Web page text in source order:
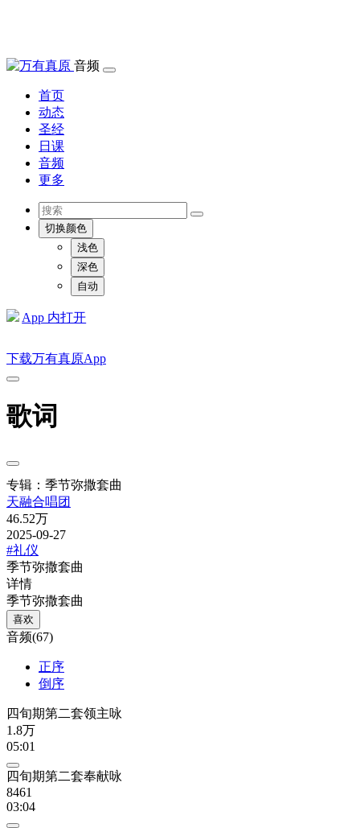
音频
首页
动态
圣经
日课
音频
更多
切换颜色
浅色
深色
自动
App 内打开
下载万有真原App
歌词
专辑：季节弥撒套曲
天融合唱团
46.52万
2025-09-27
#礼仪
季节弥撒套曲
详情
季节弥撒套曲
喜欢
音频(67)
正序
倒序
四旬期第二套领主咏
1.8万
05:01
四旬期第二套奉献咏
8461
03:04